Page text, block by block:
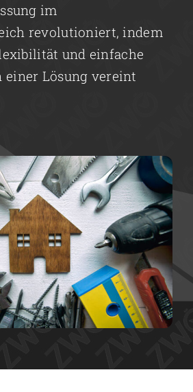
im
revolutioniert, indem
und einfache
einer Lösung vereint